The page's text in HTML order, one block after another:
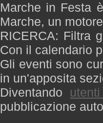
Marche in Festa
Marche, un
RICERCA: Filtra
Con il calendario
Gli eventi sono
in un'apposita
Diventando
pubblicazione